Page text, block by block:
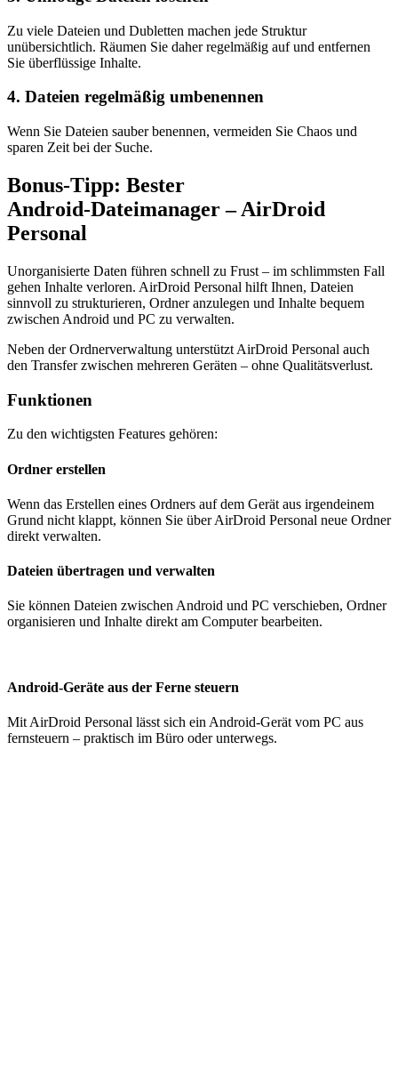
Zu viele Dateien und Dubletten machen jede Struktur
unübersichtlich. Räumen Sie daher regelmäßig auf und entfernen
Sie überflüssige Inhalte.
4. Dateien regelmäßig umbenennen
Wenn Sie Dateien sauber benennen, vermeiden Sie Chaos und
sparen Zeit bei der Suche.
Bonus‑Tipp: Bester
Android‑Dateimanager – AirDroid
Personal
Unorganisierte Daten führen schnell zu Frust – im schlimmsten Fall
gehen Inhalte verloren. AirDroid Personal hilft Ihnen, Dateien
sinnvoll zu strukturieren, Ordner anzulegen und Inhalte bequem
zwischen Android und PC zu verwalten.
Neben der Ordnerverwaltung unterstützt AirDroid Personal auch
den Transfer zwischen mehreren Geräten – ohne Qualitätsverlust.
Funktionen
Zu den wichtigsten Features gehören:
Ordner erstellen
Wenn das Erstellen eines Ordners auf dem Gerät aus irgendeinem
Grund nicht klappt, können Sie über AirDroid Personal neue Ordner
direkt verwalten.
Dateien übertragen und verwalten
Sie können Dateien zwischen Android und PC verschieben, Ordner
organisieren und Inhalte direkt am Computer bearbeiten.
Android‑Geräte aus der Ferne steuern
Mit AirDroid Personal lässt sich ein Android‑Gerät vom PC aus
fernsteuern – praktisch im Büro oder unterwegs.